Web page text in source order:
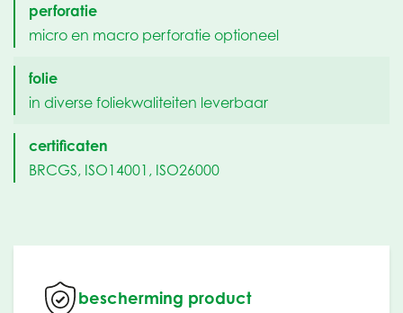
perforatie
micro en macro perforatie optioneel
folie
in diverse foliekwaliteiten leverbaar
certificaten
BRCGS, ISO14001, ISO26000
bescherming product